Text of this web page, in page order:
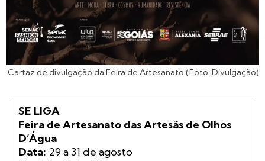
Cartaz de divulgação da Feira de Artesanato (Foto: Divulgação)
SE LIGA
Feira de Artesanato das Artesãs de Olhos
D’Água
Data: